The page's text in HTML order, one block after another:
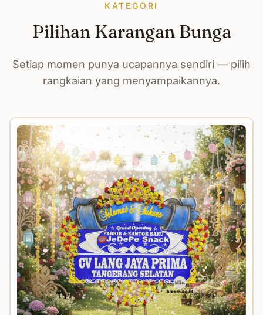
KATEGORI
Pilihan Karangan Bunga
Setiap momen punya ucapannya sendiri — pilih
rangkaian yang menyampaikannya.